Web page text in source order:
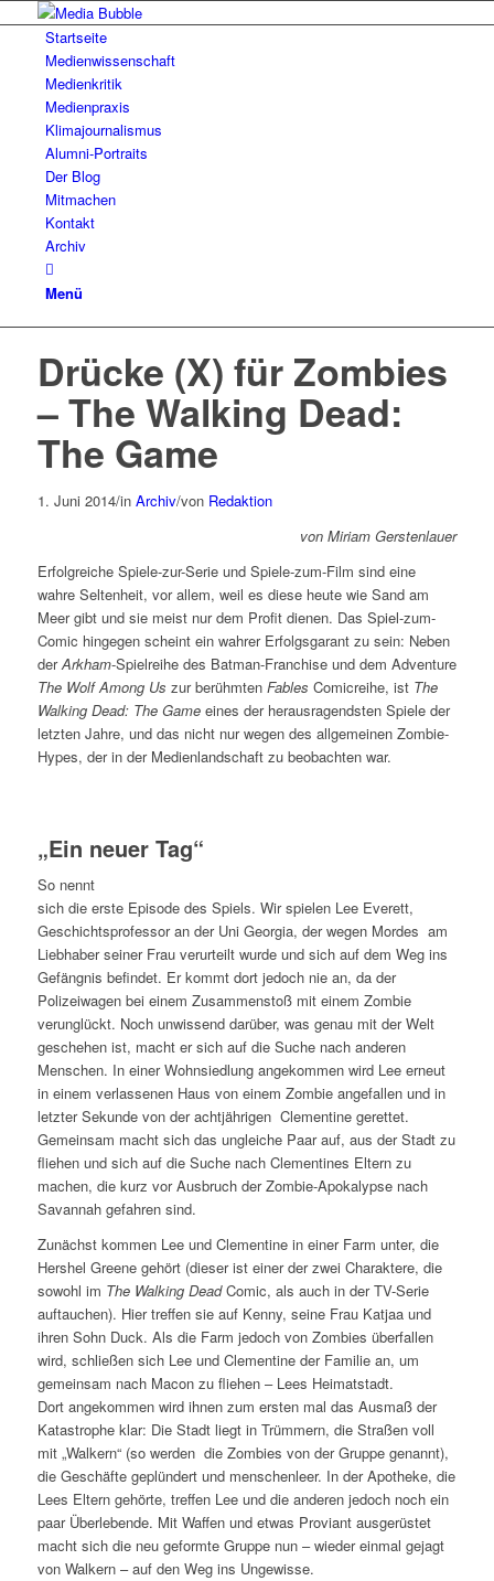
Startseite
Medienwissenschaft
Medienkritik
Medienpraxis
Klimajournalismus
Alumni-Portraits
Der Blog
Mitmachen
Kontakt
Archiv
Menü
Drücke (X) für Zombies
– The Walking Dead:
The Game
1. Juni 2014/in Archiv/von Redaktion
von Miriam Gerstenlauer
Erfolgreiche Spiele-zur-Serie und Spiele-zum-Film sind eine
wahre Seltenheit, vor allem, weil es diese heute wie Sand am
Meer gibt und sie meist nur dem Profit dienen. Das Spiel-zum-
Comic hingegen scheint ein wahrer Erfolgsgarant zu sein: Neben
derArkham-Spielreihe des Batman-Franchise und dem Adventure
The Wolf Among Us zur berühmten Fables Comicreihe, ist The
Walking Dead: The Gameeines der herausragendsten Spiele der
letzten Jahre, und das nicht nur wegen des allgemeinen Zombie-
Hypes, der in der Medienlandschaft zu beobachten war.
„Ein neuer Tag“
So nennt
sich die erste Episode des Spiels. Wir spielen Lee Everett,
Geschichtsprofessor an der Uni Georgia, der wegen Mordes am
Liebhaber seiner Frau verurteilt wurde und sich auf dem Weg ins
Gefängnis befindet. Er kommt dort jedoch nie an, da der
Polizeiwagen bei einem Zusammenstoß mit einem Zombie
verunglückt. Noch unwissend darüber, was genau mit der Welt
geschehen ist, macht er sich auf die Suche nach anderen
Menschen. In einer Wohnsiedlung angekommen wird Lee erneut
in einem verlassenen Haus von einem Zombie angefallen und in
letzter Sekunde von der achtjährigen Clementine gerettet.
Gemeinsam macht sich das ungleiche Paar auf, aus der Stadt zu
fliehen und sich auf die Suche nach Clementines Eltern zu
machen, die kurz vor Ausbruch der Zombie-Apokalypse nach
Savannah gefahren sind.
Zunächst kommen Lee und Clementine in einer Farm unter, die
Hershel Greene gehört (dieser ist einer der zwei Charaktere, die
sowohl im The Walking DeadComic, als auch in der TV-Serie
auftauchen). Hier treffen sie auf Kenny, seine Frau Katjaa und
ihren Sohn Duck. Als die Farm jedoch von Zombies überfallen
wird, schließen sich Lee und Clementine der Familie an, um
gemeinsam nach Macon zu fliehen – Lees Heimatstadt.
Dort angekommen wird ihnen zum ersten mal das Ausmaß der
Katastrophe klar: Die Stadt liegt in Trümmern, die Straßen voll
mit „Walkern“ (so werden die Zombies von der Gruppe genannt),
die Geschäfte geplündert und menschenleer. In der Apotheke, die
Lees Eltern gehörte, treffen Lee und die anderen jedoch noch ein
paar Überlebende. Mit Waffen und etwas Proviant ausgerüstet
macht sich die neu geformte Gruppe nun – wieder einmal gejagt
von Walkern – auf den Weg ins Ungewisse.